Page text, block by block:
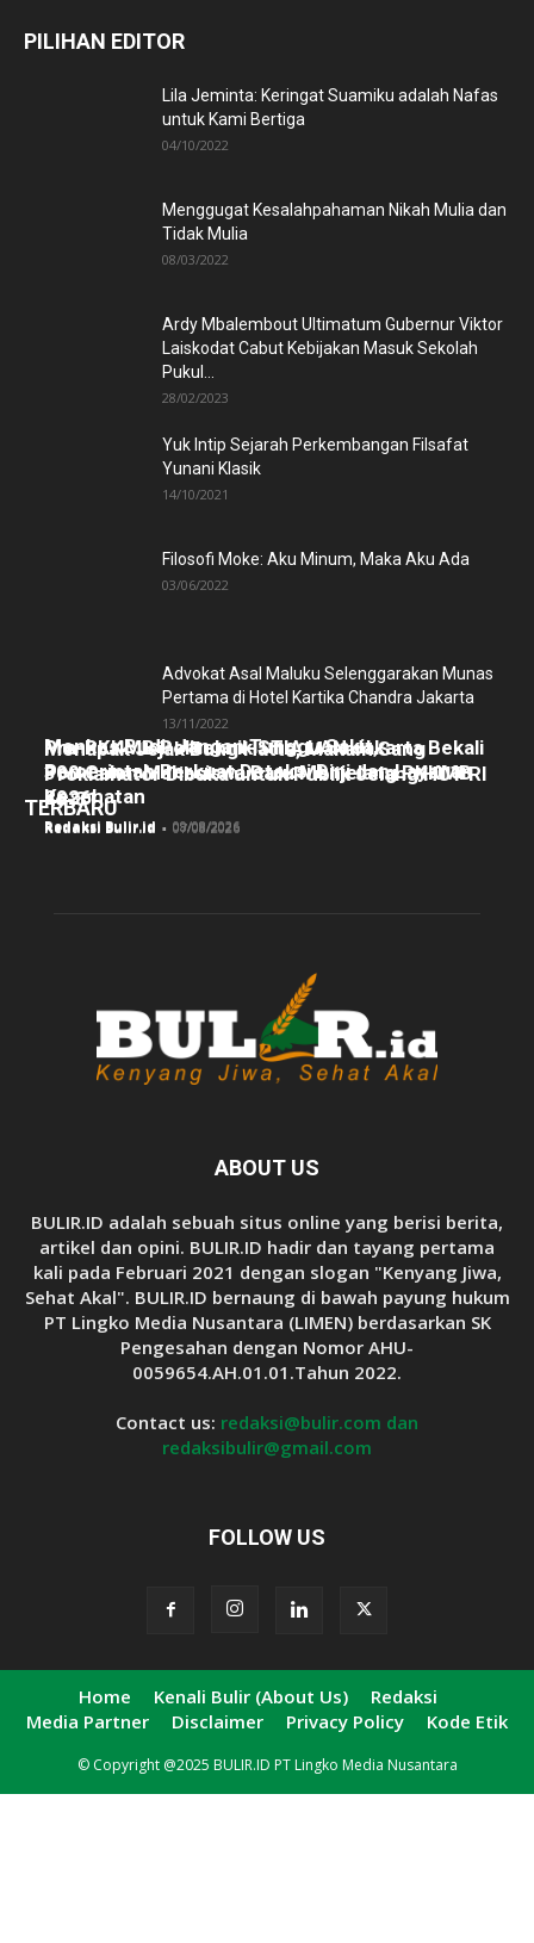
PILIHAN EDITOR
Lila Jeminta: Keringat Suamiku adalah Nafas
untuk Kami Bertiga
04/10/2022
Menggugat Kesalahpahaman Nikah Mulia dan
Tidak Mulia
08/03/2022
Ardy Mbalembout Ultimatum Gubernur Viktor
Laiskodat Cabut Kebijakan Masuk Sekolah
Pukul...
28/02/2023
Yuk Intip Sejarah Perkembangan Filsafat
Yunani Klasik
14/10/2021
Filosofi Moke: Aku Minum, Maka Aku Ada
03/06/2022
Advokat Asal Maluku Selenggarakan Munas
Pertama di Hotel Kartika Chandra Jakarta
13/11/2022
TERBARU
Menkes Budi: Jangan Tunggu Sakit,
Pemerintah Perkuat Deteksi Dini dan Layanan
Kesehatan
Redaksi Bulir.id - 09/08/2026
Pra-PKKMB Politeknik STIA LAN Jakarta Bekali
300 Calon Mahasiswa Baru Menjelang PKKMB
2026
Redaksi Bulir.id - 08/08/2026
Menapak Jejak Bung Hatta, Makam Sang
Proklamator Dibuka untuk Publik Jelang HUT RI
ke-81
Redaksi Bulir.id - 07/08/2026
ABOUT US
BULIR.ID adalah sebuah situs online yang berisi berita,
artikel dan opini. BULIR.ID hadir dan tayang pertama
kali pada Februari 2021 dengan slogan "Kenyang Jiwa,
Sehat Akal". BULIR.ID bernaung di bawah payung hukum
PT Lingko Media Nusantara (LIMEN) berdasarkan SK
Pengesahan dengan Nomor AHU-
0059654.AH.01.01.Tahun 2022.
Contact us: redaksi@bulir.com dan
redaksibulir@gmail.com
FOLLOW US
Home Kenali Bulir (About Us)
Redaksi
Media Partner
Disclaimer Privacy Policy Kode Etik
© Copyright @2025 BULIR.ID PT Lingko Media Nusantara